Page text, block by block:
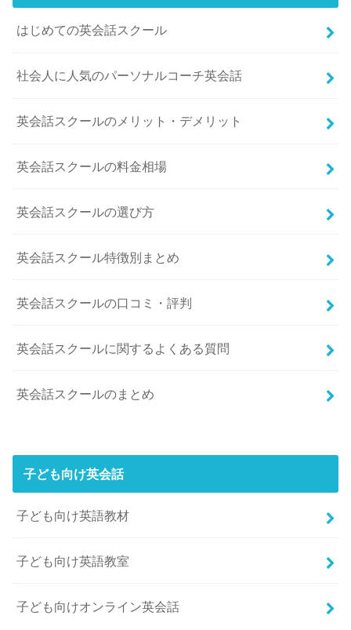
はじめての英会話スクール
社会人に人気のパーソナルコーチ英会話
英会話スクールのメリット・デメリット
英会話スクールの料金相場
英会話スクールの選び方
英会話スクール特徴別まとめ
英会話スクールの口コミ・評判
英会話スクールに関するよくある質問
英会話スクールのまとめ
子ども向け英会話
子ども向け英語教材
子ども向け英語教室
子ども向けオンライン英会話